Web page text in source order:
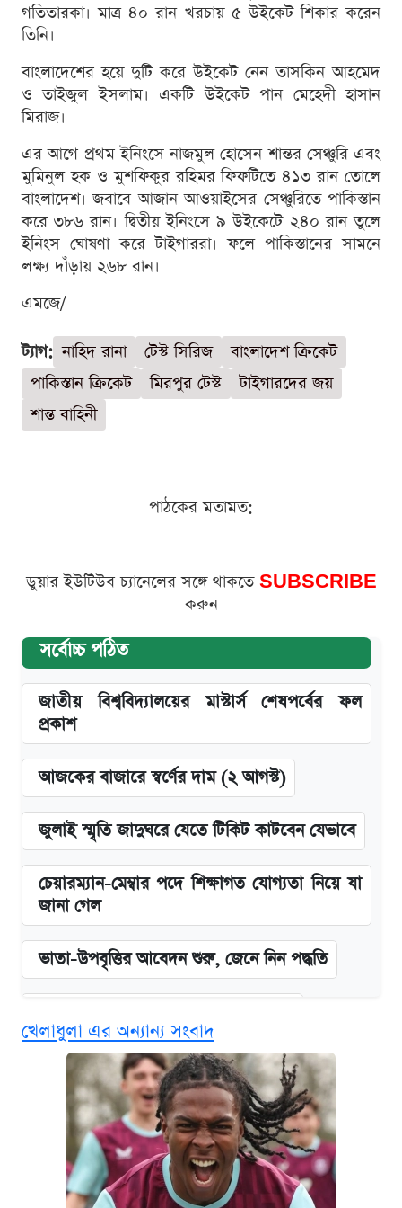
গতিতারকা। মাত্র ৪০ রান খরচায় ৫ উইকেট শিকার করেন
তিনি।
বাংলাদেশের হয়ে দুটি করে উইকেট নেন তাসকিন আহমেদ
ও তাইজুল ইসলাম। একটি উইকেট পান মেহেদী হাসান
মিরাজ।
এর আগে প্রথম ইনিংসে নাজমুল হোসেন শান্তর সেঞ্চুরি এবং
মুমিনুল হক ও মুশফিকুর রহিমর ফিফটিতে ৪১৩ রান তোলে
বাংলাদেশ। জবাবে আজান আওয়াইসের সেঞ্চুরিতে পাকিস্তান
করে ৩৮৬ রান। দ্বিতীয় ইনিংসে ৯ উইকেটে ২৪০ রান তুলে
ইনিংস ঘোষণা করে টাইগাররা। ফলে পাকিস্তানের সামনে
লক্ষ্য দাঁড়ায় ২৬৮ রান।
এমজে/
ট্যাগ: নাহিদ রানা টেস্ট সিরিজ
বাংলাদেশ ক্রিকেট
পাকিস্তান ক্রিকেট
মিরপুর টেস্ট
টাইগারদের জয়
শান্ত বাহিনী
পাঠকের মতামত:
ডুয়ার ইউটিউব চ্যানেলের সঙ্গে থাকতে SUBSCRIBE
করুন
সর্বোচ্চ পঠিত
জাতীয় বিশ্ববিদ্যালয়ের মাস্টার্স শেষপর্বের ফল
প্রকাশ
আজকের বাজারে স্বর্ণের দাম (২ আগস্ট)
জুলাই স্মৃতি জাদুঘরে যেতে টিকিট কাটবেন যেভাবে
চেয়ারম্যান-মেম্বার পদে শিক্ষাগত যোগ্যতা নিয়ে যা
জানা গেল
ভাতা-উপবৃত্তির আবেদন শুরু, জেনে নিন পদ্ধতি
‘গুলশানের চামেলি’ তে যৌনকর্মীর দালাল অ্যাডলফ
আজ শুক্রবার রাজধানীর যেসব মার্কেট-দোকানপাট
খেলাধুলা এর অন্যান্য সংবাদ